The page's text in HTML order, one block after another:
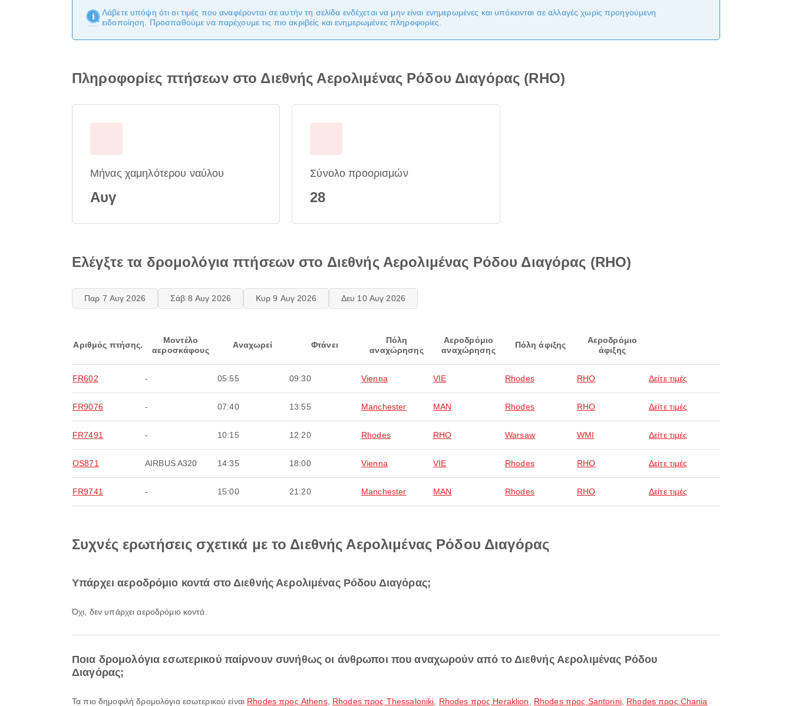
Λάβετε υπόψη ότι οι τιμές που αναφέρονται σε αυτήν τη σελίδα ενδέχεται να μην είναι ενημερωμένες και υπόκεινται σε αλλαγές χωρίς προηγούμενη
ειδοποίηση. Προσπαθούμε να παρέχουμε τις πιο ακριβείς και ενημερωμένες πληροφορίες.
Πληροφορίες πτήσεων στο Διεθνής Αερολιμένας Ρόδου Διαγόρας (RHO)
Μήνας χαμηλότερου ναύλου
Αυγ
Σύνολο προορισμών
28
Ελέγξτε τα δρομολόγια πτήσεων στο Διεθνής Αερολιμένας Ρόδου Διαγόρας (RHO)
Παρ 7 Αυγ 2026 Σάβ 8 Αυγ 2026 Κυρ 9 Αυγ 2026 Δευ 10 Αυγ 2026
Αριθμός πτήσης.
Μοντέλο
αεροσκάφους
Αναχωρεί Φτάνει
Πόλη
αναχώρησης
Αεροδρόμιο
αναχώρησης
Πόλη άφιξης
Αεροδρόμιο
άφιξης
FR602 - 05:55 09:30 Vienna VIE Rhodes RHO Δείτε τιμές
FR9076 - 07:40 13:55 Manchester MAN Rhodes RHO Δείτε τιμές
FR7491 - 10:15 12:20 Rhodes RHO Warsaw WMI Δείτε τιμές
OS871 AIRBUS A320 14:35 18:00 Vienna VIE Rhodes RHO Δείτε τιμές
FR9741 - 15:00 21:20 Manchester MAN Rhodes RHO Δείτε τιμές
Συχνές ερωτήσεις σχετικά με το Διεθνής Αερολιμένας Ρόδου Διαγόρας
Υπάρχει αεροδρόμιο κοντά στο Διεθνής Αερολιμένας Ρόδου Διαγόρας;
Όχι, δεν υπάρχει αεροδρόμιο κοντά.
Ποια δρομολόγια εσωτερικού παίρνουν συνήθως οι άνθρωποι που αναχωρούν από το Διεθνής Αερολιμένας Ρόδου
Διαγόρας;
Τα πιο δημοφιλή δρομολόγια εσωτερικού είναι Rhodes προς Athens, Rhodes προς Thessaloniki Rhodes προς Heraklion Rhodes προς Santorini, Rhodes προς Chania